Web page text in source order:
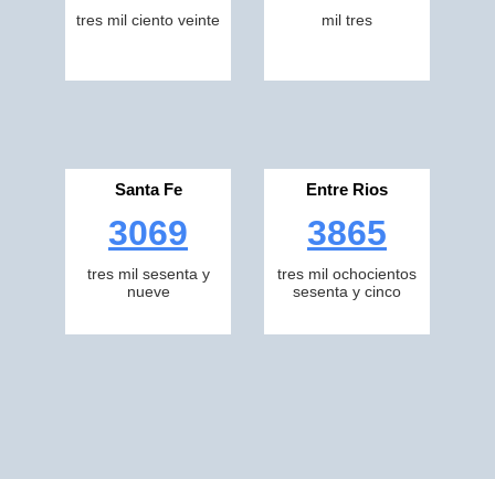
tres mil ciento veinte mil tres
Santa Fe
3069
tres mil sesenta y
nueve
Entre Rios
3865
tres mil ochocientos
sesenta y cinco